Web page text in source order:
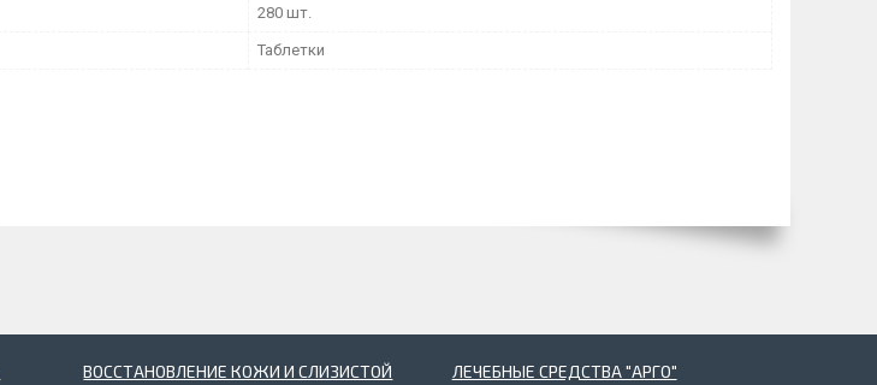
280 шт.
Таблетки
ВОССТАНОВЛЕНИЕ КОЖИ И СЛИЗИСТОЙ ЛЕЧЕБНЫЕ СРЕДСТВА "АРГО"